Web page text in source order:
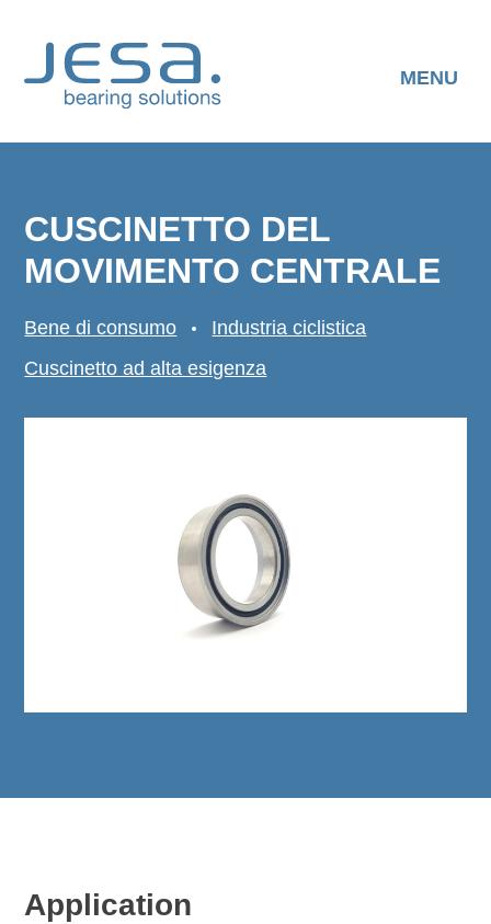
content
MENU
CUSCINETTO DEL
MOVIMENTO CENTRALE
Bene di consumo
Industria ciclistica
Cuscinetto ad alta esigenza
Application